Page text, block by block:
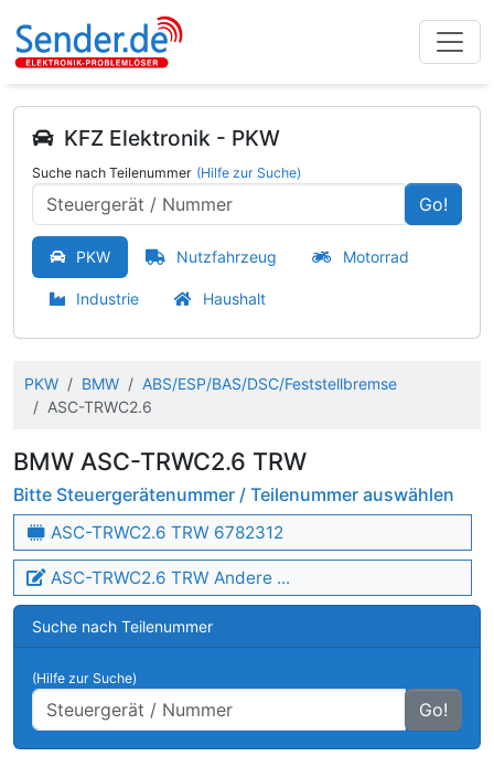
KFZ Elektronik - PKW
Suche nach Teilenummer (Hilfe zur Suche)
Go!
PKW Nutzfahrzeug Motorrad
Industrie Haushalt
PKW BMW
ABS/ESP/BAS/DSC/Feststellbremse
ASC-TRWC2.6
BMW ASC-TRWC2.6 TRW
Bitte Steuergerätenummer / Teilenummer auswählen
ASC-TRWC2.6 TRW 6782312
ASC-TRWC2.6 TRW Andere ...
Suche nach Teilenummer
(Hilfe zur Suche)
Go!